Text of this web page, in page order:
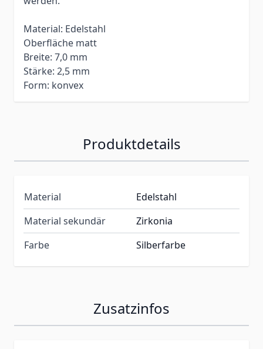
Material: Edelstahl
Oberfläche matt
Breite: 7,0 mm
Stärke: 2,5 mm
Form: konvex
Produktdetails
Material
Edelstahl
Material sekundär
Zirkonia
Farbe
Silberfarbe
Zusatzinfos